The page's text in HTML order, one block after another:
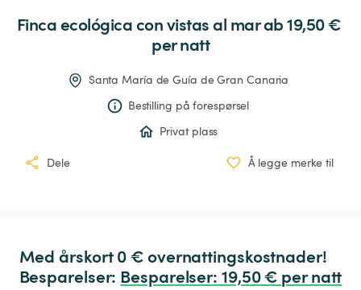
Fincaecológicaconvistasal mar ab 19,50 €
per natt
Santa María de Guía de Gran Canaria
Bestilling på forespørsel
Privat plass
Dele Å legge merke til
Med årskort 0 € overnattingskostnader!
Besparelser: Besparelser: 19,50 € per natt